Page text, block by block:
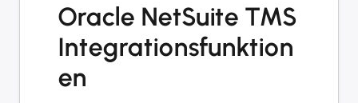
Oracle NetSuite TMS
Integrationsfunktion
en